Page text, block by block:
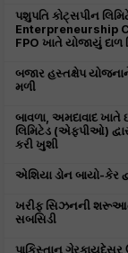
પશુપતિ કોટ્સપીન
Enterpreneurship
FPO ખાતે યોજાયું
બજાર હસ્તક્ષેપ
મળી
બાવળા, અમદાવાદ ખાતે
લિમિટેડ (એફપીઓ)
કરી ખુશી
એશિયા ડોન બાયો-કેર
ખરીફ સિઝનની શરૂઆત
સબસિડી
પાકિસ્તાન ગેરકાયદેસર